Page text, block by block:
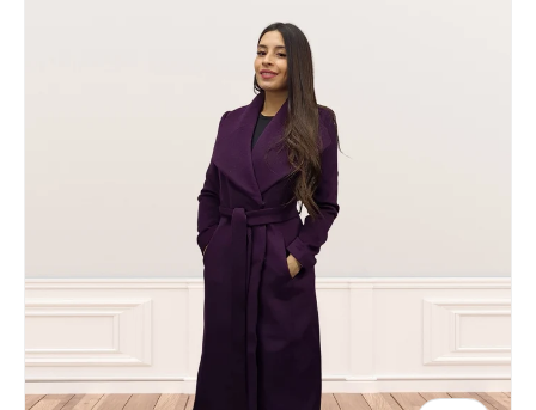
Ir directamente a la información del producto